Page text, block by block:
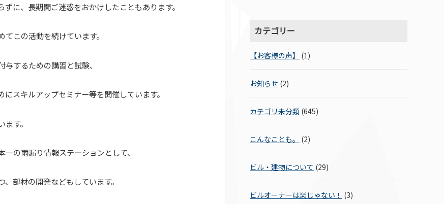
に、長期間ご迷惑をおかけしたこともあります。
この活動を続けています。
するための講習と試験、
スキルアップセミナー等を開催しています。
す。
の雨漏り情報ステーションとして、
部材の開発などもしています。
カテゴリー
【お客様の声】 (1)
お知らせ (2)
カテゴリ未分類 (645)
こんなことも。 (2)
ビル・建物について (29)
ビルオーナーは楽じゃない！ (3)